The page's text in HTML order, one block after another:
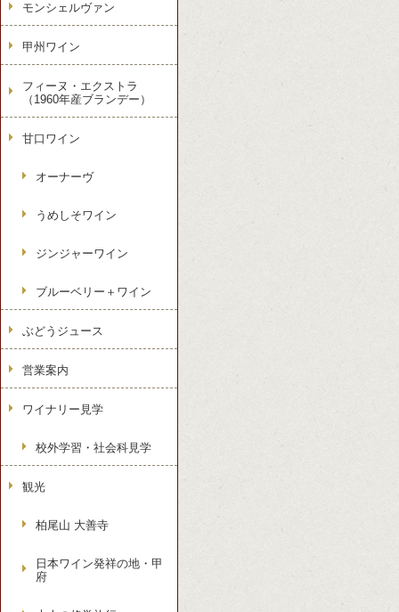
モンシェルヴァン
甲州ワイン
フィーヌ・エクストラ
（1960年産ブランデー）
甘口ワイン
オーナーヴ
うめしそワイン
ジンジャーワイン
ブルーベリー＋ワイン
ぶどうジュース
営業案内
ワイナリー見学
校外学習・社会科見学
観光
柏尾山 大善寺
日本ワイン発祥の地・甲
府